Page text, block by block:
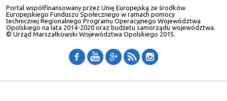
Portal współfinansowany przez Unię Europejską ze środków
Europejskiego Funduszu Społecznego w ramach pomocy
technicznej Regionalnego Programu Operacyjnego Województwa
Opolskiego na lata 2014-2020 oraz budżetu samorządu województwa.
© Urząd Marszałkowski Województwa Opolskiego 2015.